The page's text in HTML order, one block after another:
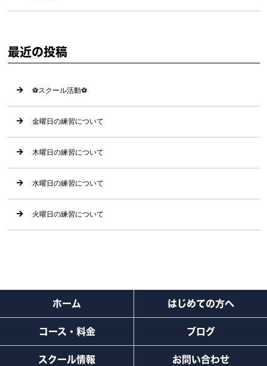
最近の投稿
⚽️スクール活動⚽️
金曜日の練習について
木曜日の練習について
水曜日の練習について
火曜日の練習について
ホーム はじめての方へ
コース・料金 ブログ
スクール情報 お問い合わせ